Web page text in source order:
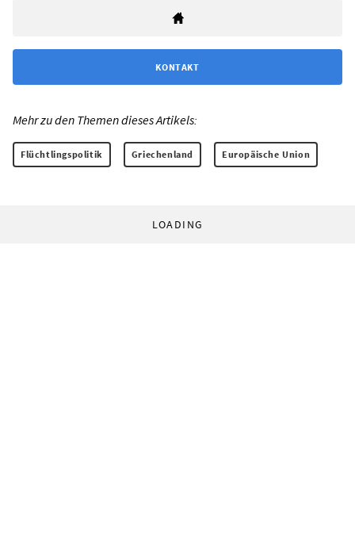
KONTAKT
Mehr zu den Themen dieses Artikels:
Flüchtlingspolitik Griechenland Europäische Union
LOADING